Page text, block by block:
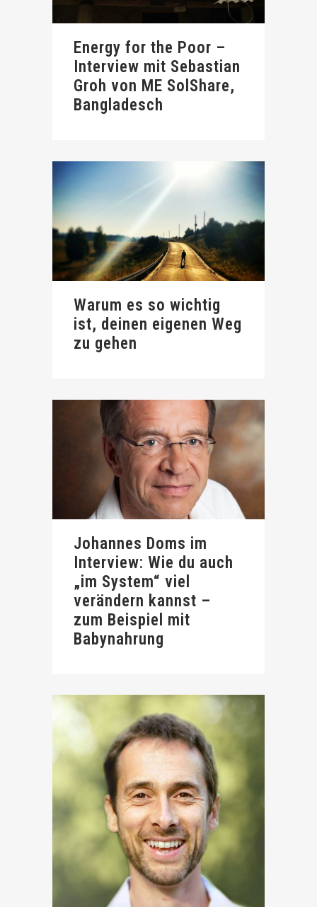
Energy for the Poor –
Interview mit Sebastian
Groh von ME SolShare,
Bangladesch
Warum es so wichtig
ist, deinen eigenen Weg
zu gehen
Johannes Doms im
Interview: Wie du auch
„im System“ viel
verändern kannst –
zum Beispiel mit
Babynahrung